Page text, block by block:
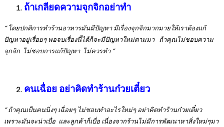
ถ้าเกลียดความจุกจิกอย่าทำ
“ โดยปกติการทำร้านอาหารมันมีปัญหา มีเรื่องจุกจิกมากมายให้เราต้องแก้
ปัญหาอยู่เรื่อยๆ พอจบเรื่องนี้ได้ก็จะมีปัญหาใหม่ตามมา ถ้าคุณไม่ชอบความ
จุกจิก ไม่ชอบการแก้ปัญหา ไม่ควรทำ”
คนเฉื่อย อย่าคิดทำร้านก๋วยเตี๋ยว
“ ถ้าคุณเป็นคนนิ่งๆ เฉื่อยๆ ไม่ชอบทำอะไรใหม่ๆ อย่าคิดทำร้านก๋วยเตี๋ยว
เพราะมันจะน่าเบื่อ และลูกค้าก็เบื่อ เนื่องจากร้านไม่มีการพัฒนาหาสิ่งใหม่ๆมา